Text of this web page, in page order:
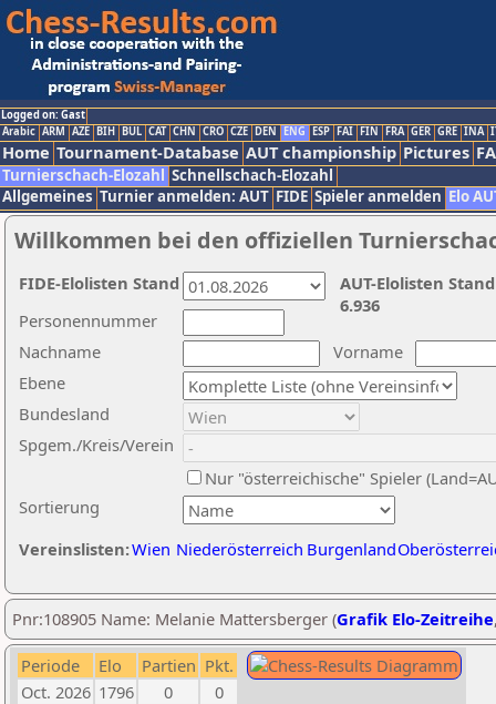
Logged on: Gast
Arabic ARM AZE BIH BUL CAT CHN CRO CZE DEN ENG ESP FAI FIN FRA GER GRE INA
Home Tournament-Database AUT championship Pictures
Turnierschach-Elozahl Schnellschach-Elozahl
Allgemeines Turnier anmelden: AUT FIDE Spieler anmelden Elo
Willkommen bei den offiziellen
Nachname
Vorname
Ebene
Sortierung
Personennummer
Bundesland
Spgem./Kreis/Verein
Nur "österreichische" Spieler
Vereinslisten:Wien Niederösterreich Burgenland
AUT-Elolisten
6.936
FIDE-Elolisten Stand
Pnr:108905 Name: Melanie Mattersberger (Grafik Elo-Zeitreihe
Periode Elo Partien Pkt.
Oct. 2026 1796 0
0